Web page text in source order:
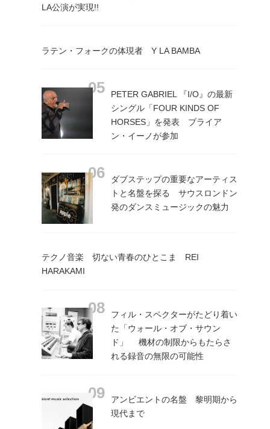
LA公演が実現!!
ラテン・フォークの体現者 Y LA BAMBA
PETER GABRIEL 『I/O』の最新
シングル「FOUR KINDS OF
HORSES」を発表 ブライア
ン・イーノが参加
ダブステップの重要なアーティス
トと名盤を探る サウスロンドン
発のダンスミュージックの魅力
テクノ音楽 切ない青春のひとこま REI
HARAKAMI
フィル・スペクターがたどり着い
た「ウォール・オブ・サウン
ド」 機材の制限からもたらさ
れる録音の無限の可能性
アンビエントの名盤 黎明期から
現代まで